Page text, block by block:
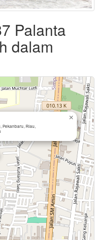
Palanta
dalam
Pekanbaru, Riau,
×